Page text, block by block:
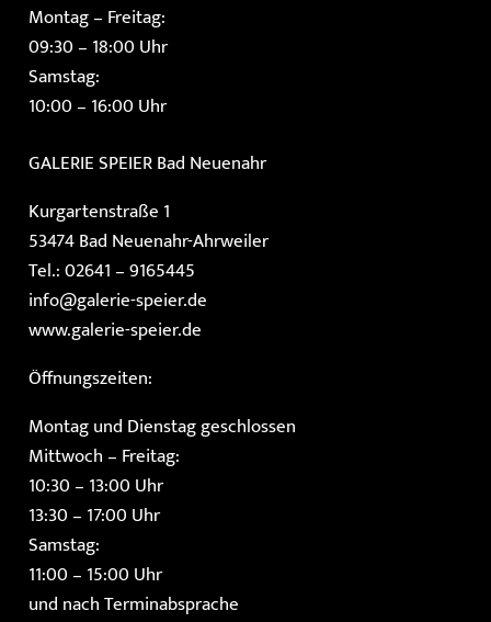
Montag – Freitag:
09:30 – 18:00 Uhr
Samstag:
10:00 – 16:00 Uhr
GALERIE SPEIERBad Neuenahr
Kurgartenstraße 1
53474 Bad Neuenahr-Ahrweiler
Tel.: 02641 – 9165445
info@galerie-speier.de
www.galerie-speier.de
Öffnungszeiten:
Montag und Dienstag geschlossen
Mittwoch – Freitag:
10:30 – 13:00 Uhr
13:30 – 17:00 Uhr
Samstag:
11:00 – 15:00 Uhr
und nach Terminabsprache